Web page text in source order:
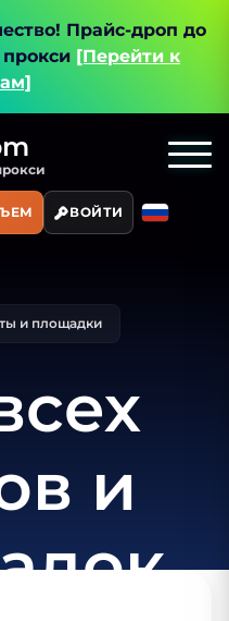
Прайс-дроп до
прокси [Перейти к
ВОЙТИ
и площадки
и